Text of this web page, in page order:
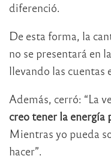
diferenció.
De esta forma, la
no se presentará en
llevando las cuentas
Además, cerró: “La
creo tener la energía
Mientras yo pueda
hacer”.